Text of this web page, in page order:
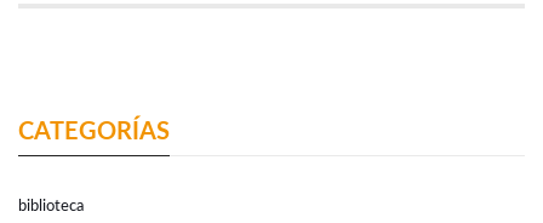
CATEGORÍAS
biblioteca